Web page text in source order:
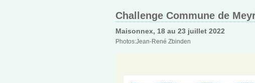
Challenge Commune de
Maisonnex, 18 au 23 juillet 2022
Photos:Jean-René Zbinden